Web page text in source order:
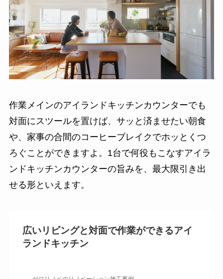
作業メインのアイランドキッチンカウンターでも
対面にスツールを置けば、サッと済ませたい朝食
や、家事の合間のコーヒーブレイクでホッとくつ
ろぐことができますよ。1台で何役もこなすアイラ
ンドキッチンカウンターの旨みを、最大限引き出
せる形といえます。
広いリビングと対面で作業ができるアイ
ランドキッチン